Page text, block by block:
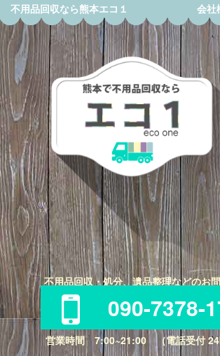
不用品回収なら熊本エコ１ 会社
不用品回収・処分、遺品整理などのお
090-7378-
営業時間 7:00~21:00 （電話受付 24